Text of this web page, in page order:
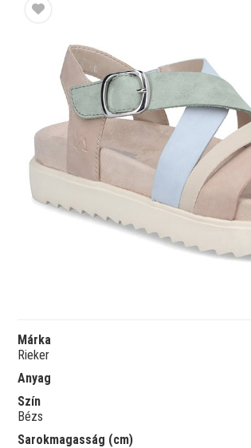
Márka
Rieker
Anyag
Szín
Bézs
Sarokmagasság (cm)